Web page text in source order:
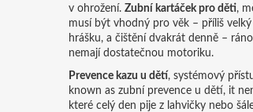
v ohrožení. Zubní kartáček pro děti,
musí být vhodný pro věk – příliš
hrášku, a čištění dvakrát denně –
nemají dostatečnou motoriku.
Prevence kazu u dětí, systémový
known as zubní prevence u dětí, it
které celý den pije z lahvičky nebo